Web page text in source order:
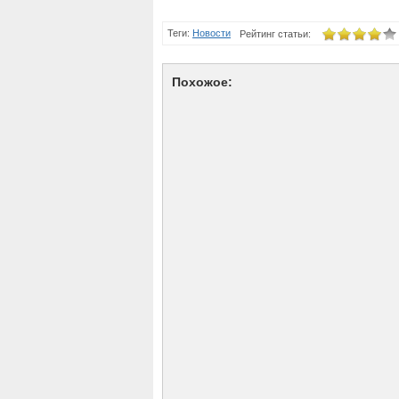
Теги: Новости Рейтинг статьи:
Похожое: